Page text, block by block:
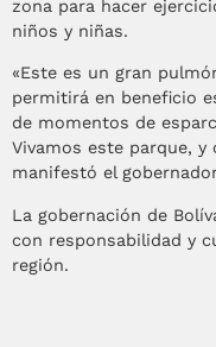
zona para hacer
niños y niñas.
«Este es un gran
permitirá en beneficio
de momentos de
Vivamos este parque,
manifestó el
La gobernación de
con responsabilidad y
región.